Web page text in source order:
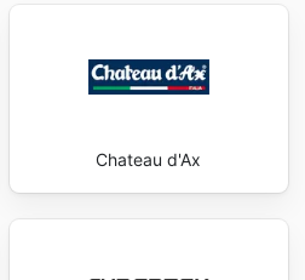
Chateau d'Ax